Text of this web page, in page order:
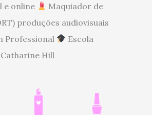
e online
Maquiador de
produções audiovisuais
Professional
Escola
Catharine Hill